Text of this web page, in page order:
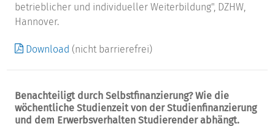
betrieblicher und individueller Weiterbildung", DZHW,
Hannover.
Download (nicht barrierefrei)
Benachteiligt durch Selbstfinanzierung? Wie die
wöchentliche Studienzeit von der Studienfinanzierung
und dem Erwerbsverhalten Studierender abhängt.